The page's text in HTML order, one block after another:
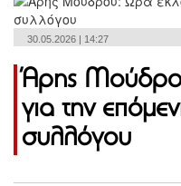
30.05.2026 | 14:27
Άρης
για την
συλλόγου